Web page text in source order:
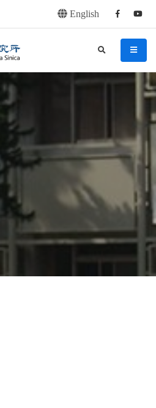
English Facebook
經濟研究所 menu
search